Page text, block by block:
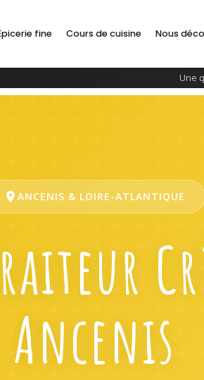
Une
fine Cours de cuisine Nous
ANCENIS & LOIRE-ATLANTIQUE
Ancenis